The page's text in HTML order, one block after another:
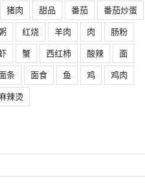
猪肉 甜品 番茄
番茄炒蛋
红烧 羊肉 肉
肠粉
蟹 西红柿 酸辣
面
条 面食 鱼 鸡
鸡肉
辣烫